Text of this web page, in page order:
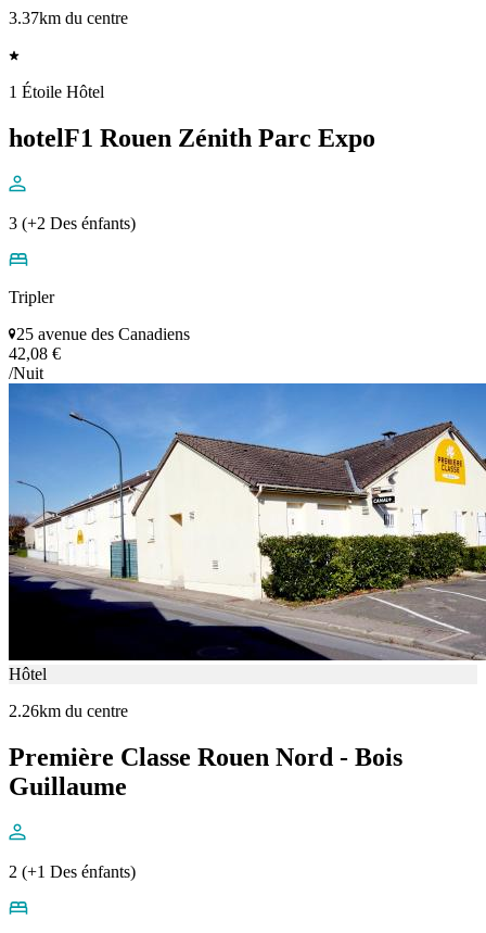
3.37km du centre
1 Étoile Hôtel
hotelF1 Rouen Zénith Parc Expo
3 (+2 Des énfants)
Tripler
25 avenue des Canadiens
42,08 €
/Nuit
Hôtel
2.26km du centre
Première Classe Rouen Nord - Bois
Guillaume
2 (+1 Des énfants)